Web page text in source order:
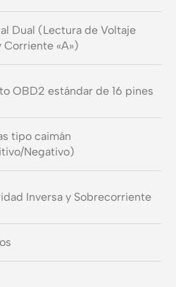
Dual (Lectura de Voltaje
Corriente «A»)
OBD2 estándar de 16 pines
tipo caimán
Negativo)
Inversa y Sobrecorriente